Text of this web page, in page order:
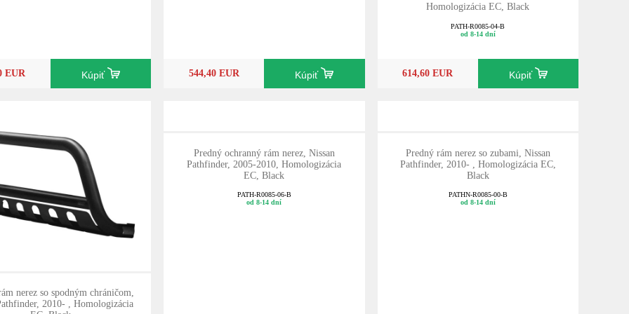
EUR Kúpiť 544,40 EUR Kúpiť
Homologizácia EC, Black
PATH-R0085-04-B
od 8-14 dní
614,60 EUR Kúpiť
nerez so spodným chráničom,
2010- , Homologizácia
Predný ochranný rám nerez, Nissan
Pathfinder, 2005-2010, Homologizácia
EC, Black
PATH-R0085-06-B
od 8-14 dní
Predný rám nerez so zubami, Nissan
Pathfinder, 2010- , Homologizácia EC,
Black
PATHN-R0085-00-B
od 8-14 dní